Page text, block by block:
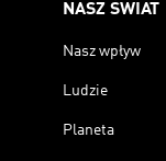
NASZ ŚWIAT
Nasz wpływ
Ludzie
Planeta